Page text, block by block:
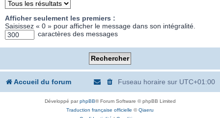
Afficher seulement les premiers :
Saisissez « 0 » pour afficher le message dans son intégralité.
caractères des messages
Accueil du forum Fuseau horaire sur UTC+01:00
Développé parphpBB® Forum Software © phpBB Limited
Traduction française officielle ©Qiaeru